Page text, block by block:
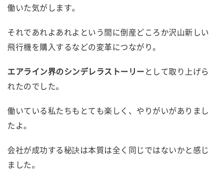
働いた気がします。
それであれよあれよという間に倒産どころか沢山新しい
飛行機を購入するなどの変革につながり。
エアライン界のシンデレラストーリー として取り上げら
れたのでした。
働いている私たちもとても楽しく、やりがいがありまし
たよ。
会社が成功する秘訣は本質は全く同じではないかと感じ
ました。